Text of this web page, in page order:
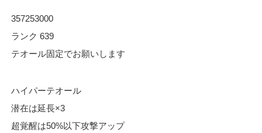
357253000
ランク 639
テオール固定でお願いします
ハイパーテオール
潜在は延長×3
超覚醒は50%以下攻撃アップ